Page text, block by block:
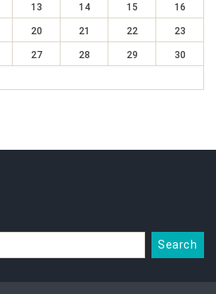
13 14 15 16
20 21 22 23
27 28 29 30